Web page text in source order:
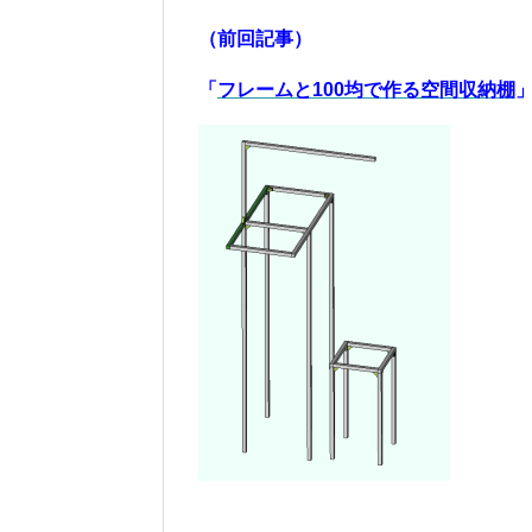
（前回記事）
「 フレームと100均で作る空間収納棚